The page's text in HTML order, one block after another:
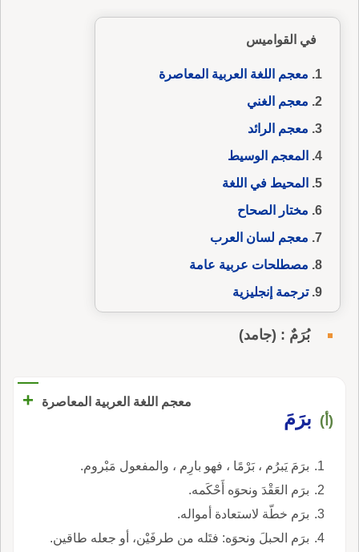
في القواميس
معجم اللغة العربية المعاصرة
معجم الغني
معجم الرائد
المعجم الوسيط
المحيط في اللغة
مختار الصحاح
معجم لسان العرب
مصطلحات عربية عامة
ترجمة إنجليزية
بُرَمٌ : (جامد)
معجم اللغة العربية المعاصرة +
(أ) برَمَ
برَمَ يَبرُم ، بَرْمًا ، فهو بارِم ، والمفعول مَبْروم.
برَم العَقْدَ ونحوَه أَحْكَمه.
برَم خطّة لاستعادة أمواله.
برَم الحبلَ ونحوَه: فتَله من طرفَيْن، أو جعله طاقين.